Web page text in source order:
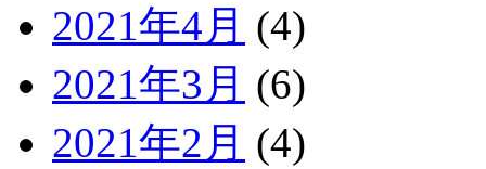
2021年4月 (4)
2021年3月 (6)
2021年2月 (4)